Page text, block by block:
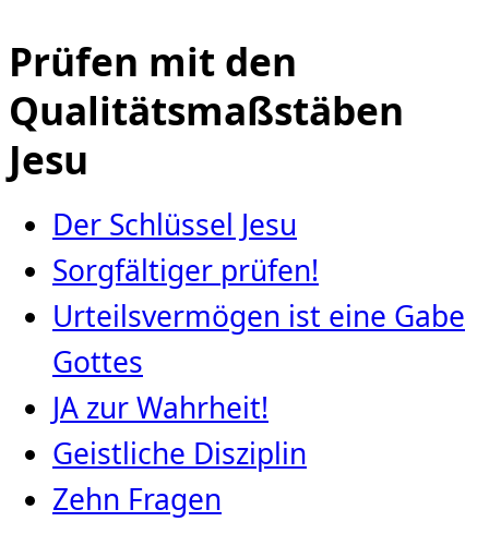
Prüfen mit den
Qualitätsmaßstäben
Jesu
Der Schlüssel Jesu
Sorgfältiger prüfen!
Urteilsvermögen ist eine Gabe
Gottes
JA zur Wahrheit!
Geistliche Disziplin
Zehn Fragen